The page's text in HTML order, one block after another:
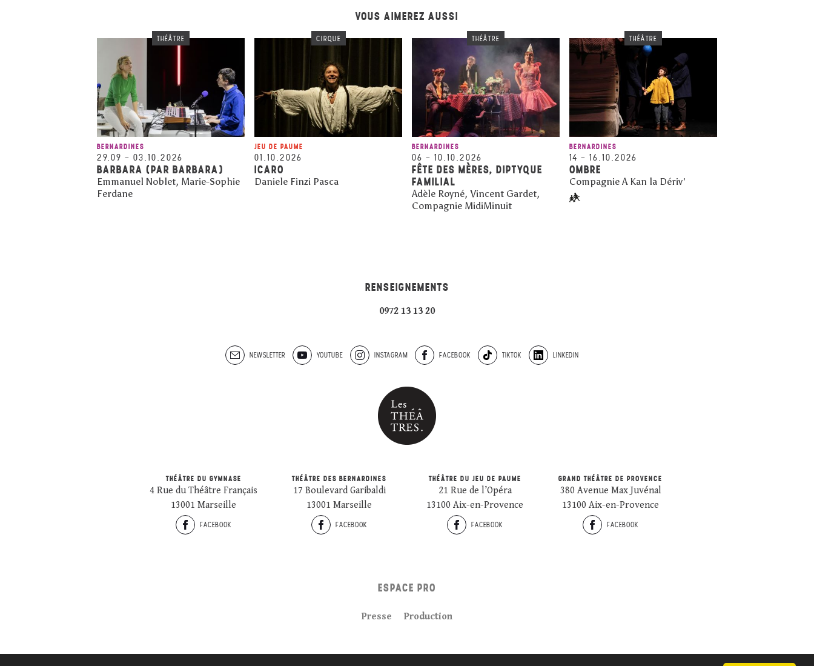
VOUS AIMEREZ AUSSI
THÉÂTRE
BERNARDINES
29.09 – 03.10.2026
BARBARA (PAR BARBARA)
Emmanuel Noblet, Marie-Sophie
Ferdane
CIRQUE
JEU DE PAUME
01.10.2026
ICARO
Daniele Finzi Pasca
THÉÂTRE
BERNARDINES
06 – 10.10.2026
FÊTE DES MÈRES, DIPTYQUE
FAMILIAL
Adèle Royné, Vincent Gardet,
Compagnie MidiMinuit
THÉÂTRE
BERNARDINES
14 – 16.10.2026
OMBRE
Compagnie A Kan la Dériv'
RENSEIGNEMENTS
0972 13 13 20
NEWSLETTER YOUTUBE INSTAGRAM FACEBOOK TIKTOK LINKEDIN
THÉÂTRE DU GYMNASE
4 Rue du Théâtre Français
13001 Marseille
FACEBOOK
THÉÂTRE DES BERNARDINES
17 Boulevard Garibaldi
13001 Marseille
FACEBOOK
THÉÂTRE DU JEU DE PAUME
21 Rue de l’Opéra
13100 Aix-en-Provence
FACEBOOK
GRAND THÉÂTRE DE PROVENCE
380 Avenue Max Juvénal
13100 Aix-en-Provence
FACEBOOK
ESPACE PRO
Presse Production